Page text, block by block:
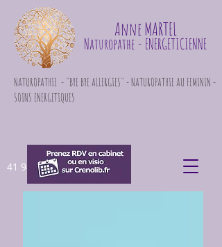
Anne MARTEL
Naturopathe - ENERGETICIENNE
NATUROPATHIE - "BYE BYE ALLERGIES" - NATUROPATHIE AU FEMININ -
SOINS ENERGETIQUES
41 948 871